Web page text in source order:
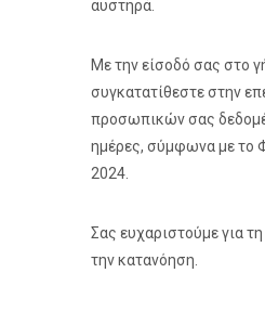
αυστηρά.
Με την είσοδό σας στο
συγκατατίθεστε στην
προσωπικών σας
ημέρες, σύμφωνα με το
2024.
Σας ευχαριστούμε για
την κατανόηση.